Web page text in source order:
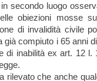
secondo luogo
obiezioni mosse
di invalidità civile
già compiuto i 65 anni
di inabilità ex art. 12 l.
rilevato che anche